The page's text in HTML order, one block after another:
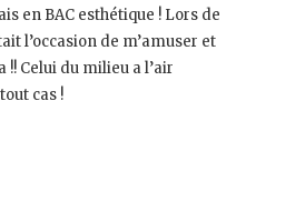
en BAC esthétique ! Lors de
l’occasion de m’amuser et
!! Celui du milieu a l’air
cas !